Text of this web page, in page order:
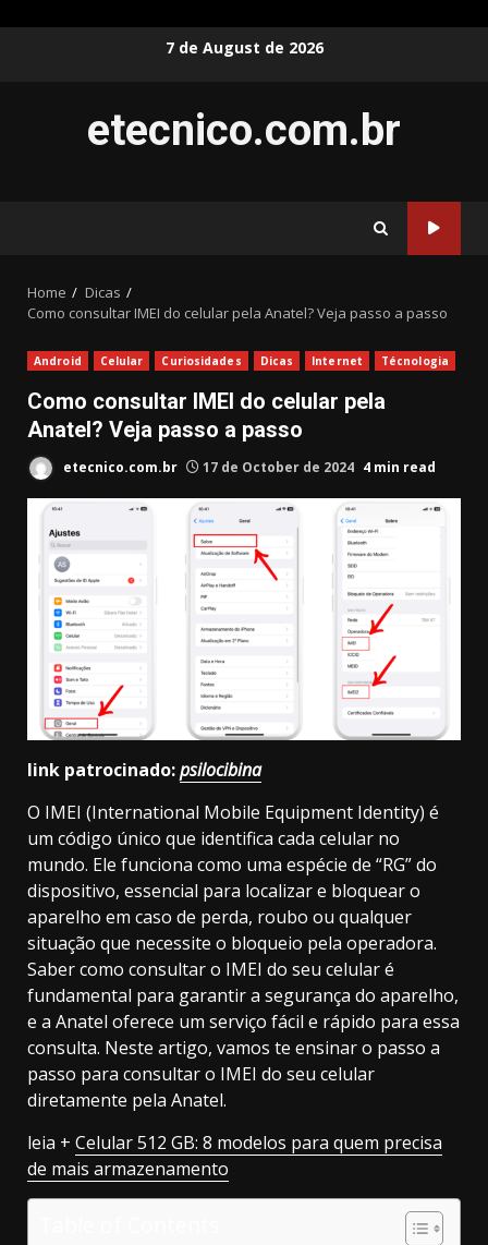
7 de August de 2026
etecnico.com.br
Home
Dicas
Como consultar IMEI do celular pela Anatel? Veja passo a passo
Android Celular Curiosidades Dicas Internet Técnologia
Como consultar IMEI do celular pela
Anatel? Veja passo a passo
etecnico.com.br 17 de October de 2024 4 min read
link patrocinado:psilocibina
O IMEI (International Mobile Equipment Identity) é
um código único que identifica cada celular no
mundo. Ele funciona como uma espécie de “RG” do
dispositivo, essencial para localizar e bloquear o
aparelho em caso de perda, roubo ou qualquer
situação que necessite o bloqueio pela operadora.
Saber como consultar o IMEI do seu celular é
fundamental para garantir a segurança do aparelho,
e a Anatel oferece um serviço fácil e rápido para essa
consulta. Neste artigo, vamos te ensinar o passo a
passo para consultar o IMEI do seu celular
diretamente pela Anatel.
leia + Celular 512 GB: 8 modelos para quem precisa
de mais armazenamento